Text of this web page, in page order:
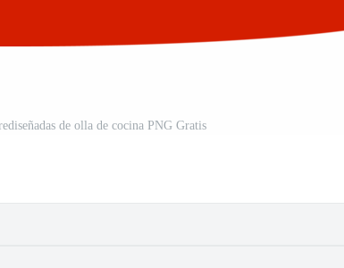
de olla de cocina PNG Gratis